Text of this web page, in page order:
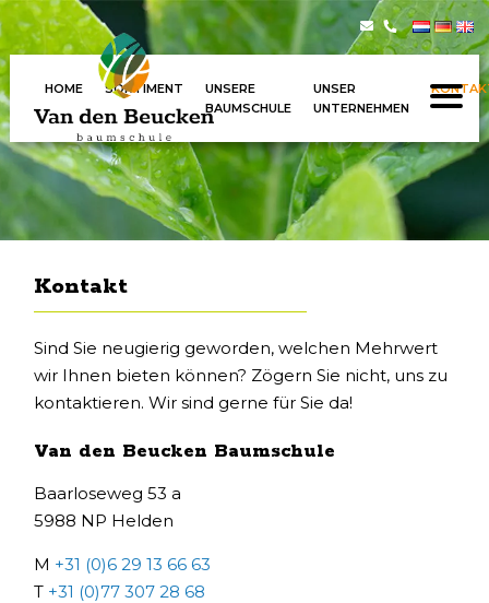
HOME SORTIMENT
UNSERE
BAUMSCHULE
UNSER
UNTERNEHMEN
Kontakt
Sind Sie neugierig geworden, welchen Mehrwert
wir Ihnen bieten können? Zögern Sie nicht, uns zu
kontaktieren. Wir sind gerne für Sie da!
Van den Beucken Baumschule
Baarloseweg 53 a
5988 NP Helden
M +31 (0)6 29 13 66 63
T +31 (0)77 307 28 68